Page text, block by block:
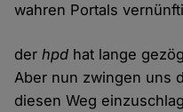
wahren Portals
derhpd hat lange
Aber nun zwingen uns
diesen Weg